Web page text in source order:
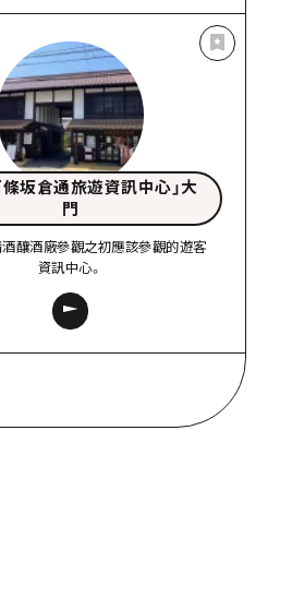
條坂倉通旅遊資訊中心」大
門
釀酒廠參觀之初應該參觀的遊客
資訊中心。